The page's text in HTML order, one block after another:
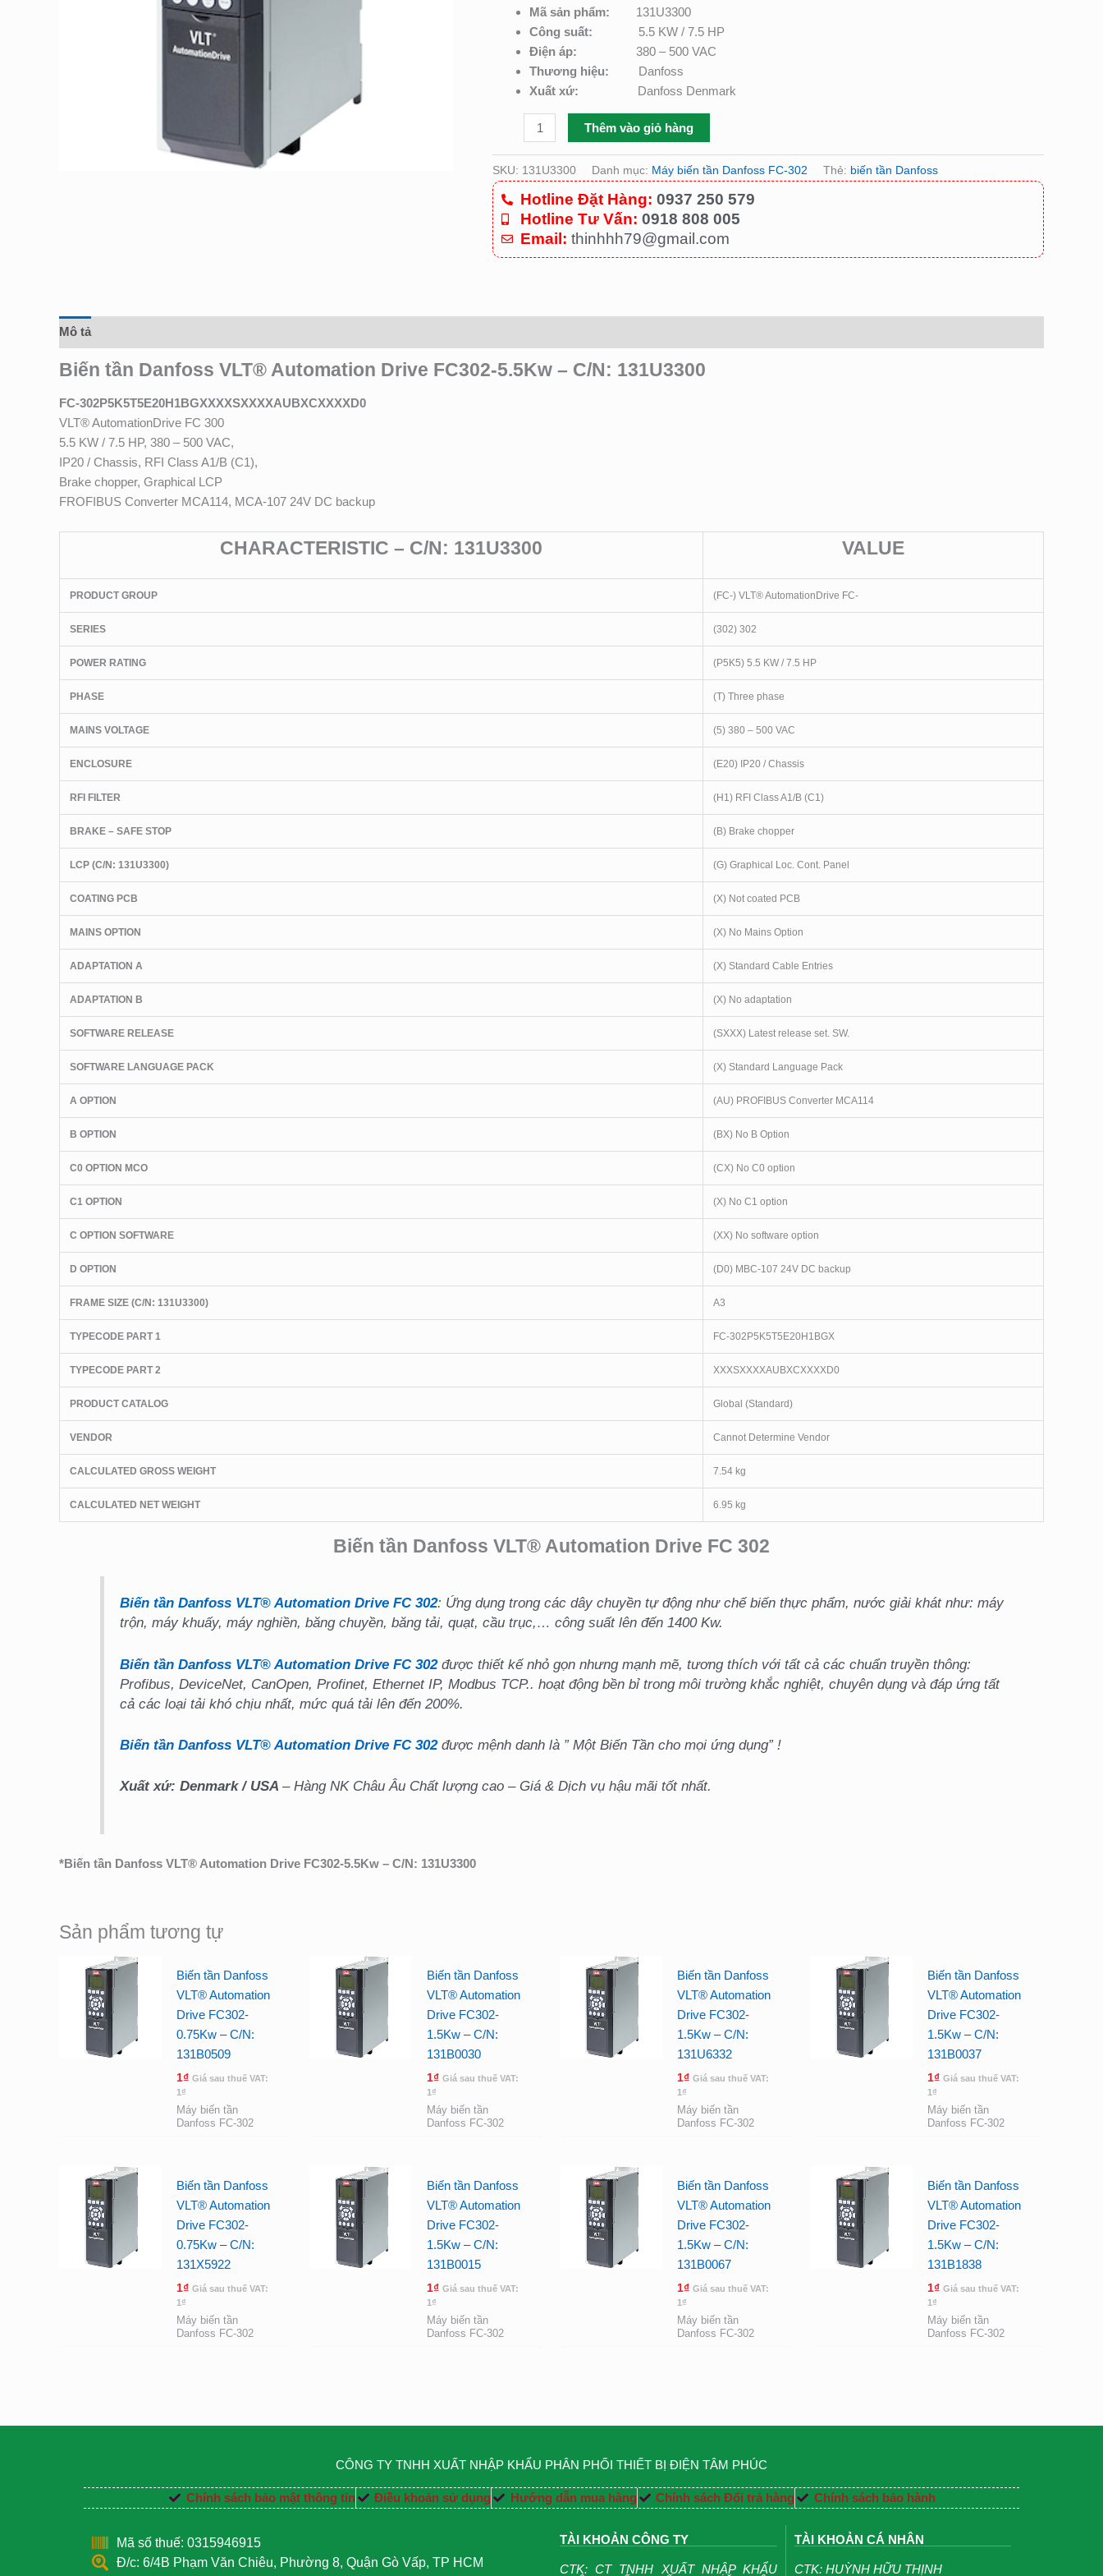
Mã sản phẩm: 131U3300
Công suất: 5.5 KW / 7.5 HP
Điện áp: 380 – 500 VAC
Thương hiệu: Danfoss
Xuất xứ: Danfoss Denmark
Thêm vào giỏ hàng
SKU: 131U3300 Danh mục: Máy biến tần Danfoss FC-302 Thẻ: biến tần Danfoss
Hotline Đặt Hàng: 0937 250 579
Hotline Tư Vấn: 0918 808 005
Email: thinhhh79@gmail.com
Mô tả
Biến tần Danfoss VLT® Automation Drive FC302-5.5Kw – C/N: 131U3300
FC-302P5K5T5E20H1BGXXXXSXXXXAUBXCXXXXD0
VLT® AutomationDrive FC 300
5.5 KW / 7.5 HP, 380 – 500 VAC,
IP20 / Chassis, RFI Class A1/B (C1),
Brake chopper, Graphical LCP
FROFIBUS Converter MCA114, MCA-107 24V DC backup
CHARACTERISTIC – C/N: 131U3300 VALUE
PRODUCT GROUP (FC-) VLT® AutomationDrive FC-
SERIES (302) 302
POWER RATING (P5K5) 5.5 KW / 7.5 HP
PHASE (T) Three phase
MAINS VOLTAGE (5) 380 – 500 VAC
ENCLOSURE (E20) IP20 / Chassis
RFI FILTER (H1) RFI Class A1/B (C1)
BRAKE – SAFE STOP (B) Brake chopper
LCP (C/N: 131U3300) (G) Graphical Loc. Cont. Panel
COATING PCB (X) Not coated PCB
MAINS OPTION (X) No Mains Option
ADAPTATION A (X) Standard Cable Entries
ADAPTATION B (X) No adaptation
SOFTWARE RELEASE (SXXX) Latest release set. SW.
SOFTWARE LANGUAGE PACK (X) Standard Language Pack
A OPTION (AU) PROFIBUS Converter MCA114
B OPTION (BX) No B Option
C0 OPTION MCO (CX) No C0 option
C1 OPTION (X) No C1 option
C OPTION SOFTWARE (XX) No software option
D OPTION (D0) MBC-107 24V DC backup
FRAME SIZE (C/N: 131U3300) A3
TYPECODE PART 1 FC-302P5K5T5E20H1BGX
TYPECODE PART 2 XXXSXXXXAUBXCXXXXD0
PRODUCT CATALOG Global (Standard)
VENDOR Cannot Determine Vendor
CALCULATED GROSS WEIGHT 7.54 kg
CALCULATED NET WEIGHT 6.95 kg
Biến tần Danfoss VLT® Automation Drive FC 302
Biến tần Danfoss VLT® Automation Drive FC 302: Ứng dụng trong các dây chuyền tự động như chế biến thực phẩm, nước giải khát như: máy
trộn, máy khuấy, máy nghiền, băng chuyền, băng tải, quạt, cầu trục,… công suất lên đến 1400 Kw.
Biến tần Danfoss VLT® Automation Drive FC 302được thiết kế nhỏ gọn nhưng mạnh mẽ, tương thích với tất cả các chuẩn truyền thông:
Profibus, DeviceNet, CanOpen, Profinet, Ethernet IP, Modbus TCP.. hoạt động bền bỉ trong môi trường khắc nghiệt, chuyên dụng và đáp ứng tất
cả các loại tải khó chịu nhất, mức quá tải lên đến 200%.
Biến tần Danfoss VLT® Automation Drive FC 302được mệnh danh là ” Một Biến Tần cho mọi ứng dụng” !
Xuất xứ: Denmark / USA– Hàng NK Châu Âu Chất lượng cao – Giá & Dịch vụ hậu mãi tốt nhất.
*Biến tần Danfoss VLT® Automation Drive FC302-5.5Kw – C/N: 131U3300
Sản phẩm tương tự
Biến tần Danfoss
VLT® Automation
Drive FC302-
0.75Kw – C/N:
131B0509
1₫ Giá sau thuế VAT:
1 ₫
Máy biến tần
Danfoss FC-302
Biến tần Danfoss
VLT® Automation
Drive FC302-
1.5Kw – C/N:
131B0030
1₫ Giá sau thuế VAT:
1 ₫
Máy biến tần
Danfoss FC-302
Biến tần Danfoss
VLT® Automation
Drive FC302-
1.5Kw – C/N:
131U6332
1₫ Giá sau thuế VAT:
1 ₫
Máy biến tần
Danfoss FC-302
Biến tần Danfoss
VLT® Automation
Drive FC302-
1.5Kw – C/N:
131B0037
1₫ Giá sau thuế VAT:
1 ₫
Máy biến tần
Danfoss FC-302
Biến tần Danfoss
VLT® Automation
Drive FC302-
0.75Kw – C/N:
131X5922
1₫ Giá sau thuế VAT:
1 ₫
Máy biến tần
Danfoss FC-302
Biến tần Danfoss
VLT® Automation
Drive FC302-
1.5Kw – C/N:
131B0015
1₫ Giá sau thuế VAT:
1 ₫
Máy biến tần
Danfoss FC-302
Biến tần Danfoss
VLT® Automation
Drive FC302-
1.5Kw – C/N:
131B0067
1₫ Giá sau thuế VAT:
1 ₫
Máy biến tần
Danfoss FC-302
Biến tần Danfoss
VLT® Automation
Drive FC302-
1.5Kw – C/N:
131B1838
1₫ Giá sau thuế VAT:
1 ₫
Máy biến tần
Danfoss FC-302
CÔNG TY TNHH XUẤT NHẬP KHẨU PHÂN PHỐI THIẾT BỊ ĐIỆN TÂM PHÚC
Chính sách bảo mật thông tin Điều khoản sử dụng Hướng dẫn mua hàng Chính sách Đổi trả hàng Chính sách bảo hành
Mã số thuế: 0315946915
Đ/c: 6/4B Phạm Văn Chiêu, Phường 8, Quận Gò Vấp, TP HCM
TÀI KHOẢN CÔNG TY
CTK: CT TNHH XUẤT NHẬP KHẨU
TÀI KHOẢN CÁ NHÂN
CTK: HUỲNH HỮU THỊNH